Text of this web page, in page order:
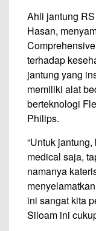
Ahli jantung
Hasan,
terhadap
jantung yang
memiliki alat
berteknologi
Philips.
“Untuk
medical saja,
namanya
ini sangat kita
Siloam ini